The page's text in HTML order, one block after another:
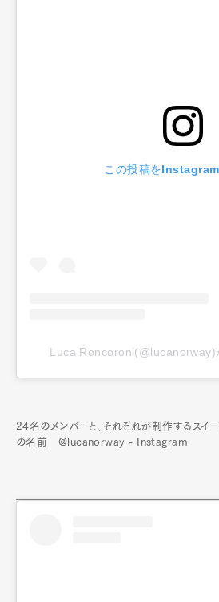
この投稿をInstagram
Luca Roncoroni(@lucanorway)
24名のメンバーと、それぞれが制作するスイ
の名前 @lucanorway - Instagram